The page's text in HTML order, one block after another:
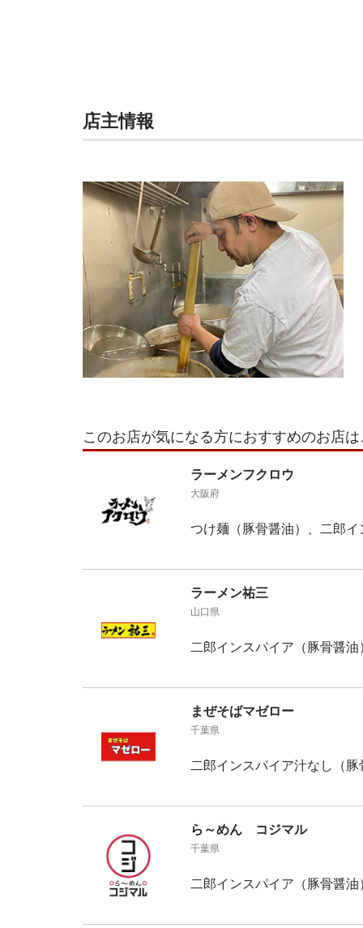
店主情報
このお店が気になる方におすすめのお店は
ラーメンフクロウ
大阪府
つけ麺（豚骨醤油）、二郎
ラーメン祐三
山口県
二郎インスパイア（豚骨醤油
まぜそばマゼロー
千葉県
二郎インスパイア汁なし（豚
ら～めん コジマル
千葉県
二郎インスパイア（豚骨醤油